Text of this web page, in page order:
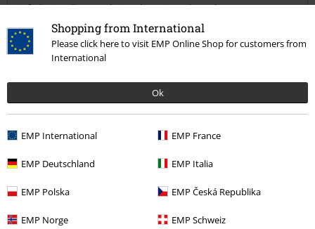
Shopping from International
Please click here to visit EMP Online Shop for customers from
International
Ok
EMP International EMP France
EMP Deutschland EMP Italia
EMP Polska EMP Česká Republika
EMP Norge EMP Schweiz
Einfach ein toller Gürtel, ein echter Hingucker!Sehr gute
Verarbeitung zu einem guten Preis.
Verifizierte Rezension
Kommentieren